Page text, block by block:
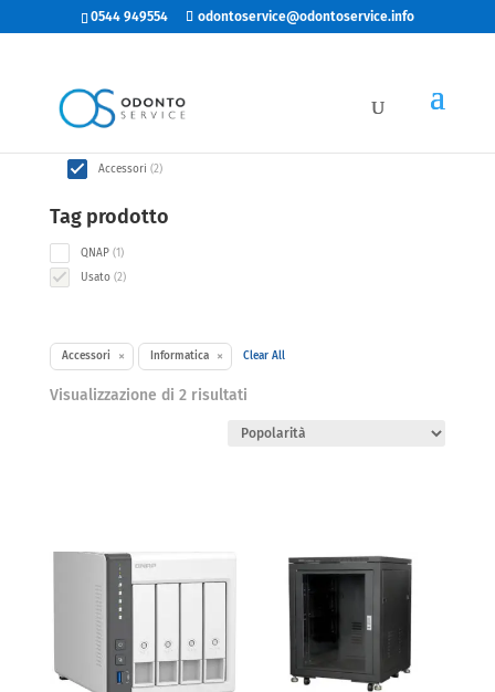
0544 949554 odontoservice@odontoservice.info
Categorie
Accessori 22
Tag prodotto
QNAP 11
product
Usato 22
Accessori × Informatica × Clear All
Visualizzazione di 2 risultatiPopolarità